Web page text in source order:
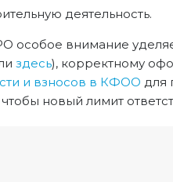
деятельность.
особое внимание
здесь), корректному
и взносов в КФОО для
чтобы новый лимит